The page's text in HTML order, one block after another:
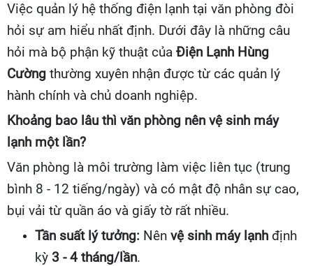
Việc quản lý hệ thống điện lạnh tại văn phòng đòi
hỏi sự am hiểu nhất định. Dưới đây là những câu
hỏi mà bộ phận kỹ thuật của Điện Lạnh Hùng
Cường thường xuyên nhận được từ các quản lý
hành chính và chủ doanh nghiệp.
Khoảng bao lâu thì văn phòng nên vệ sinh máy
lạnh một lần?
Văn phòng là môi trường làm việc liên tục (trung
bình 8 - 12 tiếng/ngày) và có mật độ nhân sự cao,
bụi vải từ quần áo và giấy tờ rất nhiều.
Tần suất lý tưởng: Nên vệ sinh máy lạnh định
kỳ 3 - 4 tháng/lần.